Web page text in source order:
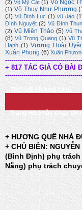
(2) Võ Mỹ Cát (1) Võ Ngọc
(1) Võ Thuỵ Như Phương
(3) Vũ Bình Lục (1) vũ đạo
Đình Nguyệt (2) Vũ Đình
(2) Vũ Miên Thảo (5) Vũ
(8) Vũ Trọng Quang (1) Vũ
Hạnh (1) Vương Hoài
Xuân Phong (6) Xuân
+ 817 TÁC GIẢ CÓ BÀI
TRỞ VỀ TRANG CHỦ
Trang Web này chạy tốt
+ HƯƠNG QUÊ NHÀ
+ CHỦ BIÊN:
(Bình Định) phụ
Nẵng) phụ trách